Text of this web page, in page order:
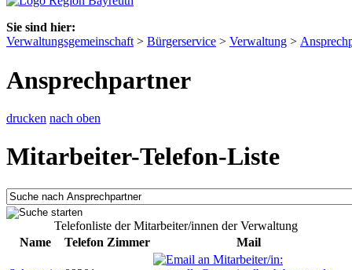
Sie sind hier:
Verwaltungsgemeinschaft > Bürgerservice > Verwaltung >
Ansprechpartner
drucken nach oben
Mitarbeiter-Telefon-Liste
Telefonliste der Mitarbeiter/innen der Verwaltung
Name
Telefon Zimmer Mail